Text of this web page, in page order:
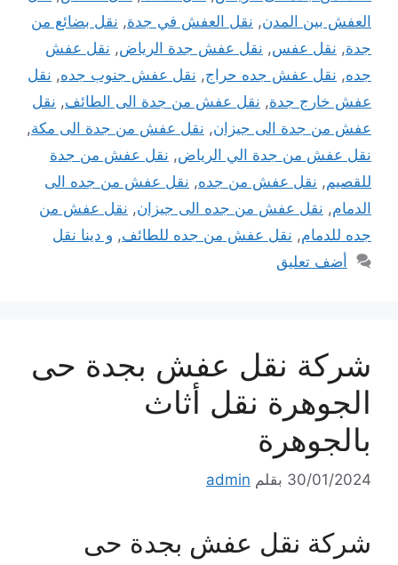
العفش بين المدن, نقل العفش في جدة, نقل بضائع من
جدة, نقل عفس, نقل عفش جدة الرياض, نقل عفش
جده, نقل عفش جده حراج, نقل عفش جنوب جده, نقل
عفش خارج جدة, نقل عفش من جدة الى الطائف, نقل
عفش من جدة الى جيزان, نقل عفش من جدة الى مكة,
نقل عفش من جدة الي الرياض, نقل عفش من جدة
للقصيم, نقل عفش من جده, نقل عفش من جده الى
الدمام, نقل عفش من جده الى جيزان, نقل عفش من
جده للدمام, نقل عفش من جده للطائف, و دينا نقل
أضف تعليق
شركة نقل عفش بجدة حى
الجوهرة نقل أثاث
بالجوهرة
30/01/2024 بقلم admin
شركة نقل عفش بجدة حى